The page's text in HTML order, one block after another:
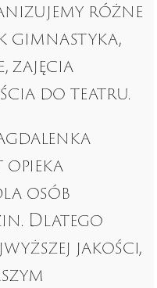
różne
gimnastyka,
zajęcia
do teatru.
opieka
osób
Dlatego
jakości,